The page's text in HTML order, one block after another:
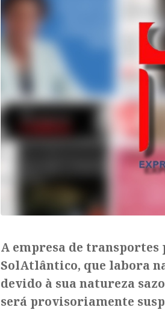
A empresa de transportes
SolAtlântico, que labora
devido à sua natureza
será provisoriamente